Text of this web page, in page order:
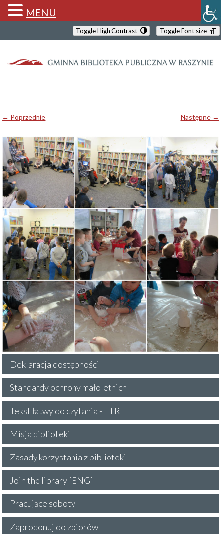
Toggle High Contrast Toggle Font size
← Poprzednie Następne →
Deklaracja dostępności
Standardy ochrony małoletnich
Tekst łatwy do czytania - ETR
Misja biblioteki
Zasady korzystania z biblioteki
Join the library [ENG]
Pracujące soboty
Zaproponuj do zbiorów
MENU